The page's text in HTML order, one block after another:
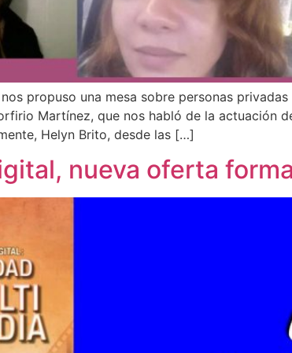
nos propuso una mesa sobre personas
Martínez, que nos habló de la actuación
Helyn Brito, desde las […]
nueva oferta